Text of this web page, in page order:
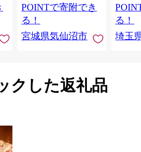
ウトドア バーベキュ
ー 厚切り タン
POINTで寄附でき
る！
宮城県気仙沼市
き肉
ず 惣
まみ
んのお
る！
埼玉
クした返礼品